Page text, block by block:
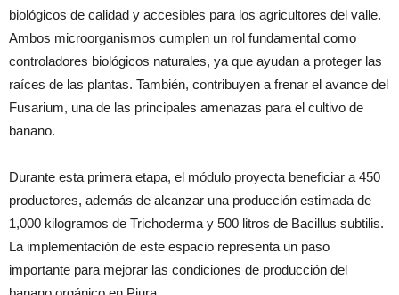
biológicos de calidad y accesibles para los agricultores del valle.
Ambos microorganismos cumplen un rol fundamental como
controladores biológicos naturales, ya que ayudan a proteger las
raíces de las plantas. También, contribuyen a frenar el avance del
Fusarium, una de las principales amenazas para el cultivo de
banano.
Durante esta primera etapa, el módulo proyecta beneficiar a 450
productores, además de alcanzar una producción estimada de
1,000 kilogramos de Trichoderma y 500 litros de Bacillus subtilis.
La implementación de este espacio representa un paso
importante para mejorar las condiciones de producción del